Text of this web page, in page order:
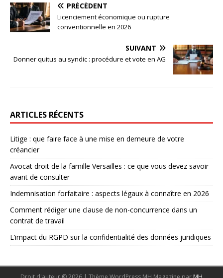
PRÉCÉDENT
Licenciement économique ou rupture
conventionnelle en 2026
SUIVANT
Donner quitus au syndic : procédure et vote en AG
ARTICLES RÉCENTS
Litige : que faire face à une mise en demeure de votre
créancier
Avocat droit de la famille Versailles : ce que vous devez savoir
avant de consulter
Indemnisation forfaitaire : aspects légaux à connaître en 2026
Comment rédiger une clause de non-concurrence dans un
contrat de travail
L’impact du RGPD sur la confidentialité des données juridiques